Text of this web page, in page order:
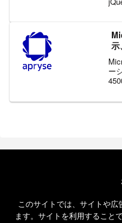
示
ー
て
このサイトでは、サイトや
ます。サイトを利用すること